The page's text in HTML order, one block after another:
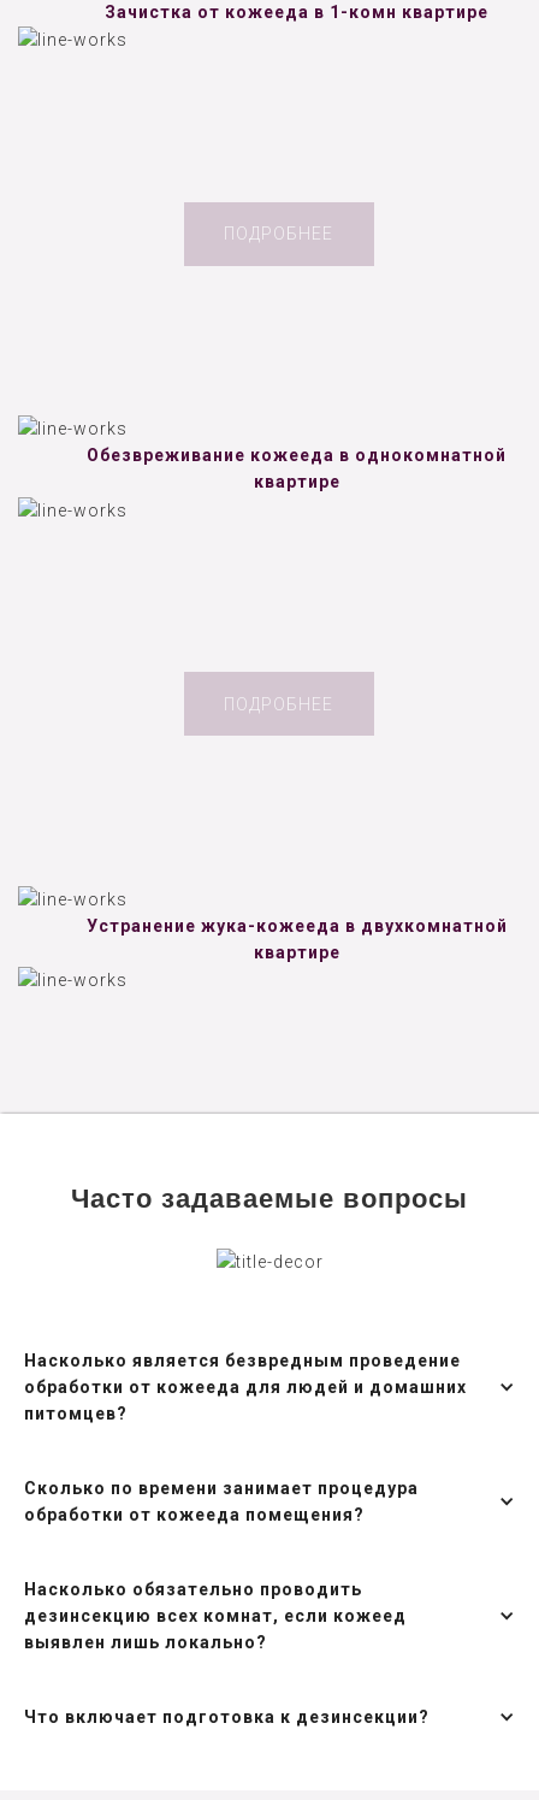
Зачистка от кожееда в 1-комн квартире
ПОДРОБНЕЕ
Обезвреживание кожееда в однокомнатной
квартире
ПОДРОБНЕЕ
Устранение жука-кожееда в двухкомнатной
квартире
Часто задаваемые вопросы
Насколько является безвредным проведение
обработки от кожееда для людей и домашних
питомцев?
Сколько по времени занимает процедура
обработки от кожееда помещения?
Насколько обязательно проводить
дезинсекцию всех комнат, если кожеед
выявлен лишь локально?
Что включает подготовка к дезинсекции?